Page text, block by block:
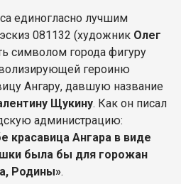
единогласно лучшим
081132 (художник Олег
символом города фигуру
героиню
Ангару, давшую название
Щукину. Как он писал
администрацию:
красавица Ангара в виде
была бы для горожан
Родины».